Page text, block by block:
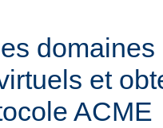
et
ACME